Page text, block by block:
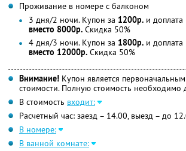
Проживание в номере с балконом
3 дня/2 ночи. Купон за 1200р. и доплата
вместо 8000р. Скидка 50%
4 дня/3 ночи. Купон за 1800р. и доплата
вместо 12000р. Скидка 50%
Внимание! Купон является
стоимости. Полную стоимость необходимо
В стоимость входит:
Расчетный час: заезд – 14.00, выезд – до
В номере:
В ванной комнате: